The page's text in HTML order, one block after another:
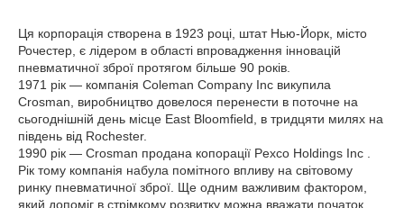
Ця корпорація створена в 1923 році, штат Нью-Йорк, місто
Рочестер, є лідером в області впровадження інновацій
пневматичної зброї протягом більше 90 років.
1971 рік ― компанія Coleman Company Inc викупила
Crosman, виробництво довелося перенести в поточне на
сьогоднішній день місце East Bloomfield, в тридцяти милях на
південь від Rochester.
1990 рік ― Crosman продана копорації Pexco Holdings Inc .
Рік тому компанія набула помітного впливу на світовому
ринку пневматичної зброї. Ще одним важливим фактором,
який допоміг в стрімкому розвитку можна вважати початок